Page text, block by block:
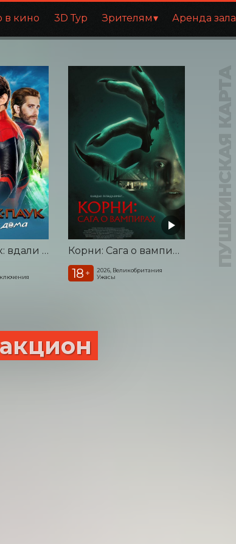
в кино 3D Тур Зрителям Аренда зала
Человек-паук: вдали от дома Корни: Сага о вампирах
18 +
2026, Великобритания
Ужасы
ПУШКИНСКАЯ КАРТА